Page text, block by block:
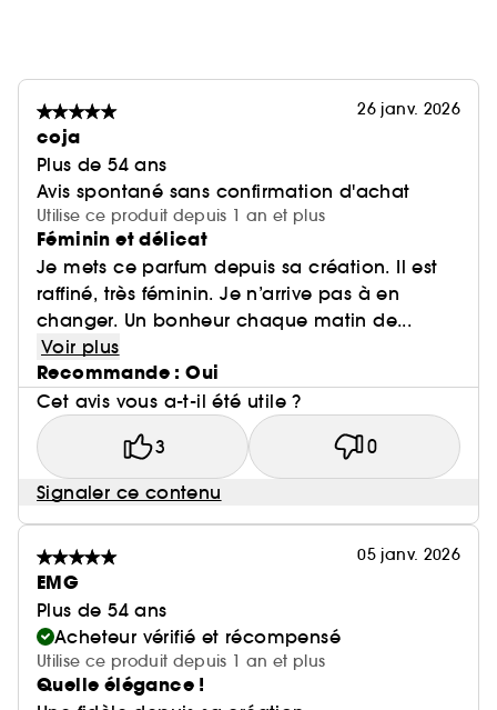
26 janv. 2026
coja
Plus de 54 ans
Avis spontané sans confirmation d'achat
Utilise ce produit depuis 1 an et plus
Féminin et délicat
Je mets ce parfum depuis sa création. Il est
raffiné, très féminin. Je n’arrive pas à en
changer. Un bonheur chaque matin de...
Voir plus
Recommande : Oui
Cet avis vous a-t-il été utile ?
3 0
Signaler ce contenu
05 janv. 2026
EMG
Plus de 54 ans
Acheteur vérifié et récompensé
Utilise ce produit depuis 1 an et plus
Quelle élégance !